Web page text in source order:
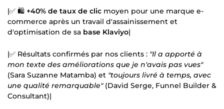
|✅ 🛍️ +40% de taux de clic moyen pour une marque e-
commerce après un travail d'assainissement et
d'optimisation de sa base Klaviyo|
|✅ Résultats confirmés par nos clients : "Il a apporté à
mon texte des améliorations que je n'avais pas vues"
(Sara Suzanne Matamba) et "toujours livré à temps, avec
une qualité remarquable"(David Serge, Funnel Builder &
Consultant)|